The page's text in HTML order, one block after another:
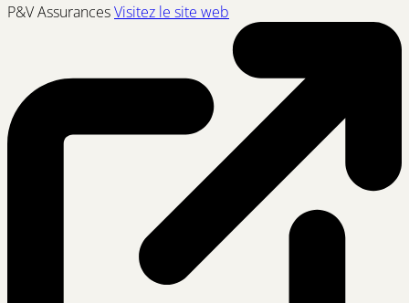
P&V AssurancesVisitez le site web